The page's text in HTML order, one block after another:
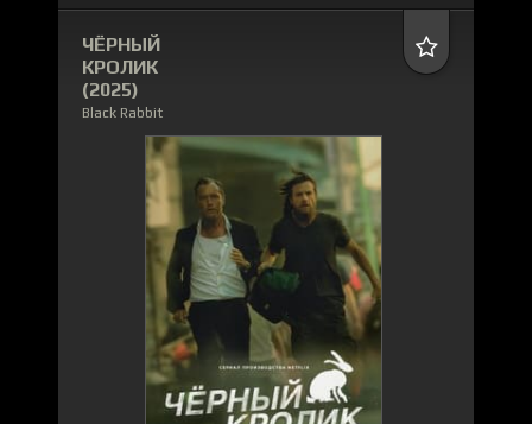
ЧЁРНЫЙ
КРОЛИК
(2025)
Black Rabbit